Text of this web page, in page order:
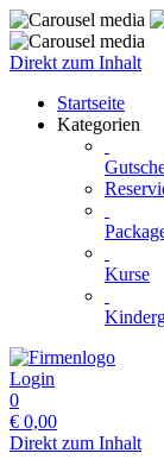
Direkt zum Inhalt
Startseite
Kategorien
Kurse
Login
0
€ 0,00
Direkt zum Inhalt